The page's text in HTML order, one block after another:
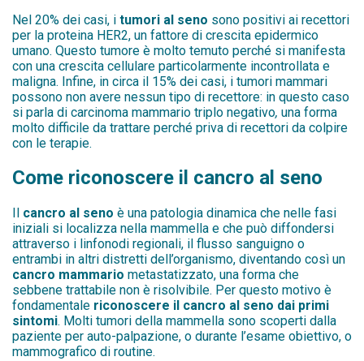
Nel 20% dei casi, i tumori al seno sono positivi ai recettori
per la proteina HER2, un fattore di crescita epidermico
umano. Questo tumore è molto temuto perché si manifesta
con una crescita cellulare particolarmente incontrollata e
maligna. Infine, in circa il 15% dei casi, i tumori mammari
possono non avere nessun tipo di recettore: in questo caso
si parla di carcinoma mammario triplo negativo, una forma
molto difficile da trattare perché priva di recettori da colpire
con le terapie.
Come riconoscere il cancro al seno
cancro al seno è una patologia dinamica che nelle fasi
iniziali si localizza nella mammella e che può diffondersi
attraverso i linfonodi regionali, il flusso sanguigno o
entrambi in altri distretti dell’organismo, diventando così un
cancro mammario metastatizzato, una forma che
sebbene trattabile non è risolvibile. Per questo motivo è
fondamentale riconoscere il cancro al seno dai primi
sintomi. Molti tumori della mammella sono scoperti dalla
paziente per auto-palpazione, o durante l’esame obiettivo, o
mammografico di routine.